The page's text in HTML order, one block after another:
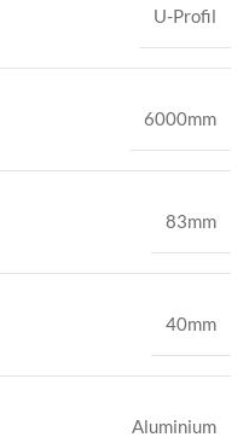
U-Profil
6000mm
83mm
40mm
Aluminium